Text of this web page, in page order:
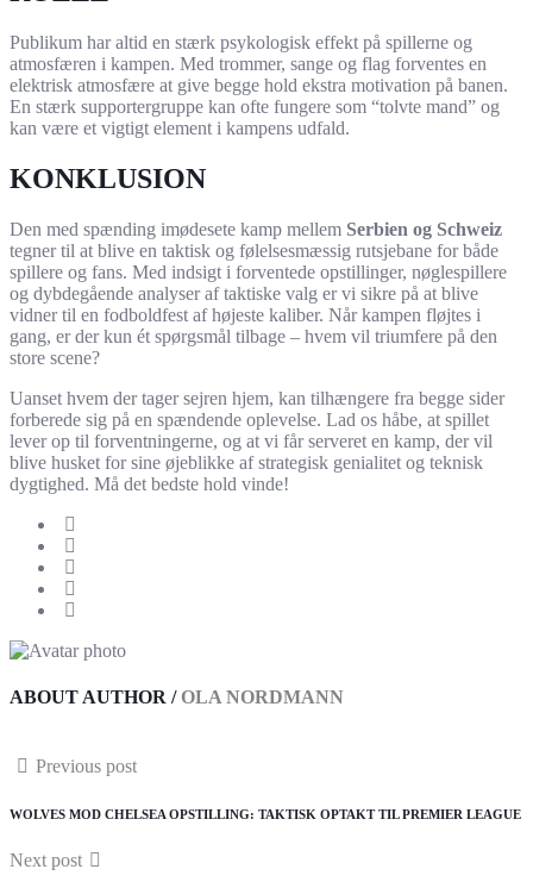
Publikum har altid en stærk psykologisk effekt på spillerne og
atmosfæren i kampen. Med trommer, sange og flag forventes en
elektrisk atmosfære at give begge hold ekstra motivation på banen.
En stærk supportergruppe kan ofte fungere som “tolvte mand” og
kan være et vigtigt element i kampens udfald.
KONKLUSION
Den med spænding imødesete kamp mellem Serbien og Schweiz
tegner til at blive en taktisk og følelsesmæssig rutsjebane for både
spillere og fans. Med indsigt i forventede opstillinger, nøglespillere
og dybdegående analyser af taktiske valg er vi sikre på at blive
vidner til en fodboldfest af højeste kaliber. Når kampen fløjtes i
gang, er der kun ét spørgsmål tilbage – hvem vil triumfere på den
store scene?
Uanset hvem der tager sejren hjem, kan tilhængere fra begge sider
forberede sig på en spændende oplevelse. Lad os håbe, at spillet
lever op til forventningerne, og at vi får serveret en kamp, der vil
blive husket for sine øjeblikke af strategisk genialitet og teknisk
dygtighed. Må det bedste hold vinde!
ABOUT AUTHOR /OLA NORDMANN
Previous post
WOLVES MOD CHELSEA OPSTILLING: TAKTISK OPTAKT TIL PREMIER LEAGUE
Next post